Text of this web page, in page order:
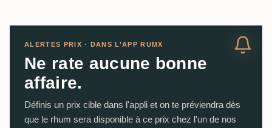
ALERTES PRIX · DANS L’APP RUMX
Ne rate aucune bonne
affaire.
Définis un prix cible dans l'appli et on te préviendra dès
que le rhum sera disponible à ce prix chez l'un de nos